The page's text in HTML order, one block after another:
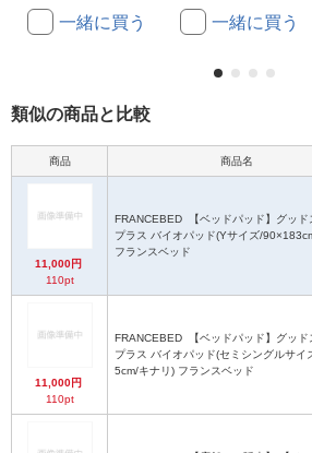
一緒に買う 一緒に買う
類似の商品と比較
商品 商品名
11,000円
110pt
FRANCEBED
プラス バイオパッド(Yサイズ/
フランスベッド
11,000円
110pt
FRANCEBED
プラス バイオパッド(セミシングルサイ
5cm/キナリ) フランスベッド